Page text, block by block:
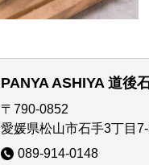
PANYA ASHIYA 道後
〒790-0852
愛媛県松山市石手3丁目
089-914-0148